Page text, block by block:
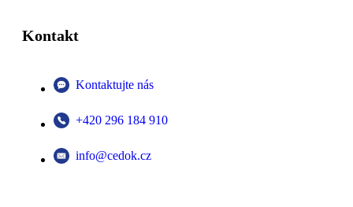
Kontakt
Kontaktujte nás
+420 296 184 910
info@cedok.cz